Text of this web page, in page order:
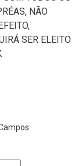
NÃO
SER ELEITO